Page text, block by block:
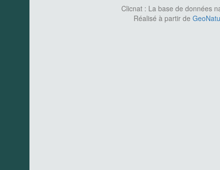
Clicnat : La base de données
Réalisé à partir de